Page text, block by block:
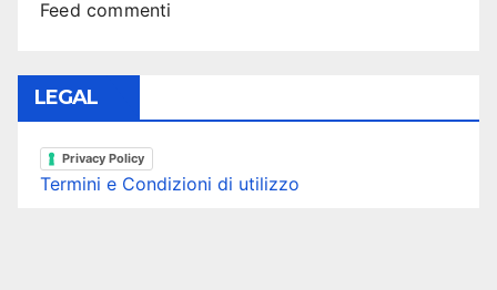
Feed commenti
LEGAL
Privacy Policy
Termini e Condizioni di utilizzo